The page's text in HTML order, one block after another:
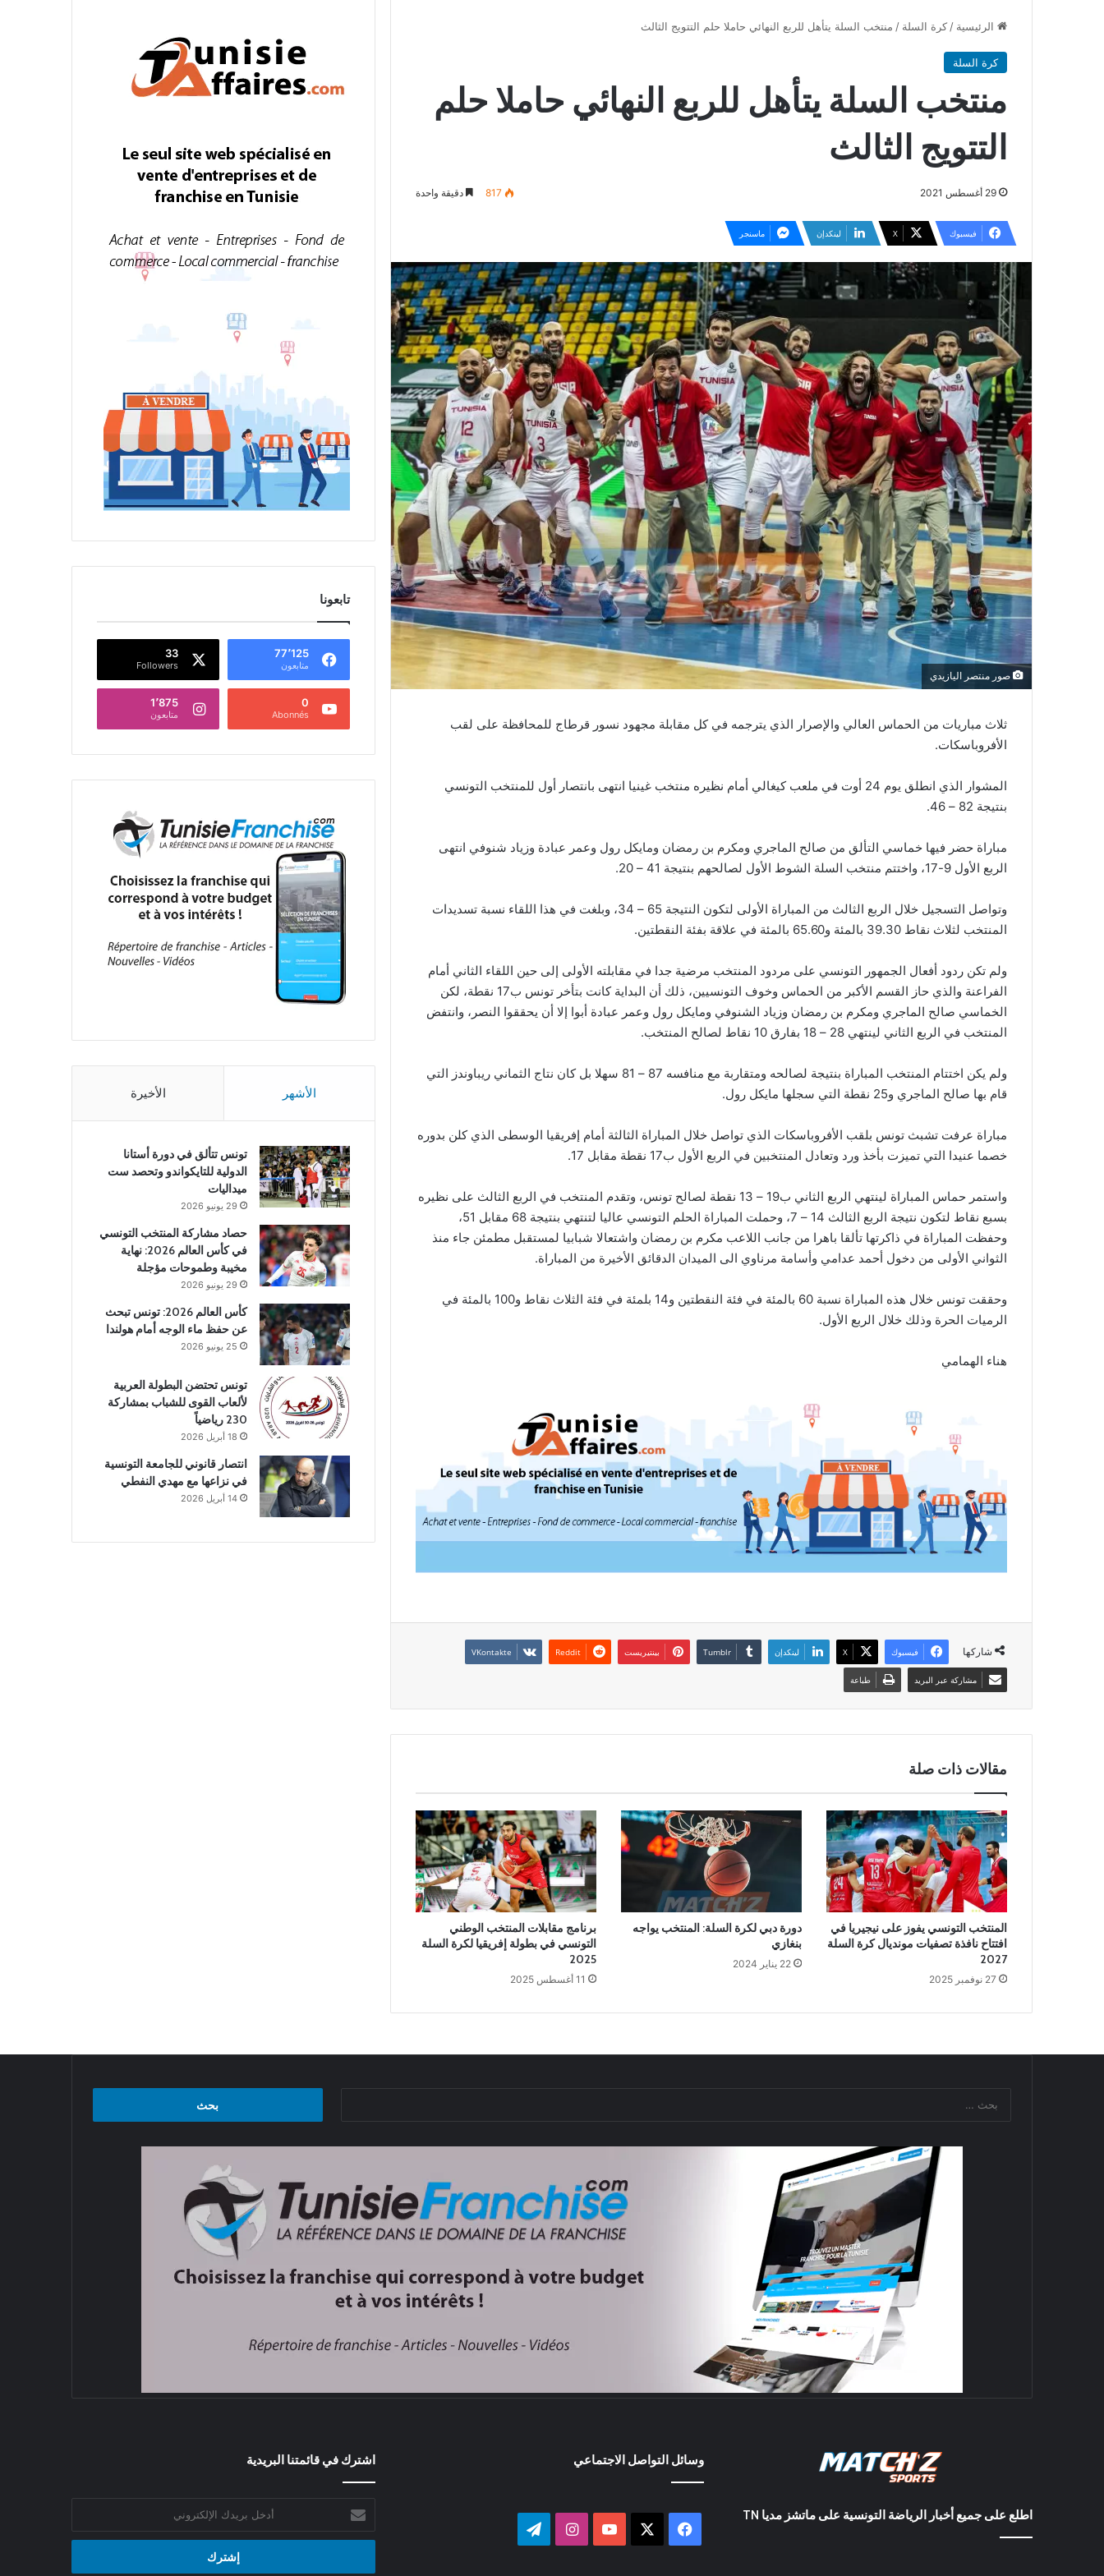
الرئيسية / كرة السلة / منتخب السلة يتأهل للربع النهائي حاملا حلم التتويج الثالث
كرة السلة
منتخب السلة يتأهل للربع النهائي حاملا حلم
التتويج الثالث
29 أغسطس 2021 817 دقيقة واحدة
فيسبوك ‫X لينكدإن ماسنجر
صور منتصر اليازيدي
ثلاث مباريات من الحماس العالي والإصرار الذي يترجمه في كل مقابلة مجهود نسور قرطاج للمحافظة على لقب
الأفروباسكات.
المشوار الذي انطلق يوم 24 أوت في ملعب كيغالي أمام نظيره منتخب غينيا انتهى بانتصار أول للمنتخب التونسي
بنتيجة 82 – 46.
مباراة حضر فيها خماسي التألق من صالح الماجري ومكرم بن رمضان ومايكل رول وعمر عبادة وزياد شنوفي انتهى
الربع الأول 9-17، واختتم منتخب السلة الشوط الأول لصالحهم بنتيجة 41 – 20.
وتواصل التسجيل خلال الربع الثالث من المباراة الأولى لتكون النتيجة 65 – 34، وبلغت في هذا اللقاء نسبة تسديدات
المنتخب لثلاث نقاط 39.30 بالمئة و65.60 بالمئة في علاقة بفئة النقطتين.
ولم تكن ردود أفعال الجمهور التونسي على مردود المنتخب مرضية جدا في مقابلته الأولى إلى حين اللقاء الثاني أمام
الفراعنة والذي حاز القسم الأكبر من الحماس وخوف التونسيين، ذلك أن البداية كانت بتأخر تونس ب17 نقطة، لكن
الخماسي صالح الماجري ومكرم بن رمضان وزياد الشنوفي ومايكل رول وعمر عبادة أبوا إلا أن يحققوا النصر، وانتفض
المنتخب في الربع الثاني لينتهي 28 – 18 بفارق 10 نقاط لصالح المنتخب.
ولم يكن اختتام المنتخب المباراة بنتيجة لصالحه ومتقاربة مع منافسه 87 – 81 سهلا بل كان نتاج الثماني ريباوندز التي
قام بها صالح الماجري و25 نقطة التي سجلها مايكل رول.
مباراة عرفت تشبث تونس بلقب الأفروباسكات الذي تواصل خلال المباراة الثالثة أمام إفريقيا الوسطى الذي كلن بدوره
خصما عنيدا التي تميزت بأخذ ورد وتعادل المنتخبين في الربع الأول ب17 نقطة مقابل 17.
واستمر حماس المباراة لينتهي الربع الثاني ب19 – 13 نقطة لصالح تونس، وتقدم المنتخب في الربع الثالث على نظيره
بسبع نقاط لتكون نتيجة الربع الثالث 14 – 7، وحملت المباراة الحلم التونسي عاليا لتنتهي بنتيجة 68 مقابل 51،
وحفظت المباراة في ذاكرتها تألقا باهرا من جانب اللاعب مكرم بن رمضان واشتعالا شبابيا لمستقبل مطمئن جاء منذ
الثواني الأولى من دخول أحمد عدامي وأسامة مرناوي الى الميدان الدقائق الأخيرة من المباراة.
وحققت تونس خلال هذه المباراة نسبة 60 بالمئة في فئة النقطتين و14 بلمئة في فئة الثلاث نقاط و100 بالمئة في
الرميات الحرة وذلك خلال الربع الأول.
هناء الهمامي
شاركها فيسبوك ‫X لينكدإن بينتيريست
مشاركة عبر البريد طباعة
مقالات ذات صلة
المنتخب التونسي يفوز على نيجيريا في
افتتاح نافذة تصفيات مونديال كرة السلة
2027
27 نوفمبر 2025
دورة دبي لكرة السلة: المنتخب يواجه
بنغازي
22 يناير 2024
برنامج مقابلات المنتخب الوطني
التونسي في بطولة إفريقيا لكرة السلة
2025
11 أغسطس 2025
تابعونا
77٬125
متابعون
33
Followers
0
Abonnés
1٬875
متابعون
الأشهر الأخيرة
تونس تتألق في دورة أستانا
الدولية للتايكواندو وتحصد ست
ميداليات
29 يونيو 2026
حصاد مشاركة المنتخب التونسي
في كأس العالم 2026: نهاية
مخيبة وطموحات مؤجلة
29 يونيو 2026
كأس العالم 2026: تونس تبحث
عن حفظ ماء الوجه أمام هولندا
25 يونيو 2026
تونس تحتضن البطولة العربية
لألعاب القوى للشباب بمشاركة
230 رياضياً
18 أبريل 2026
انتصار قانوني للجامعة التونسية
في نزاعها مع مهدي النفطي
14 أبريل 2026
اطلع على جميع أخبار الرياضة التونسية على ماتشز مديا TN
وسائل التواصل الاجتماعي
فيسبوك ‫YouTubeانستقرامتيلقرام
اشترك في قائمتنا البريدية
بريدك
الإلكتروني